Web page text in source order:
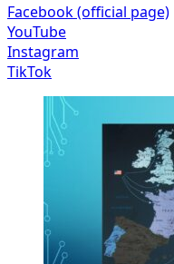
Facebook (official page)
YouTube
Instagram
TikTok